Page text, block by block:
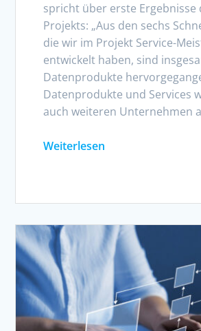
spricht über erste Ergebnisse
Projekts: „Aus den sechs
die wir im Projekt Service-
entwickelt haben, sind
Datenprodukte
Datenprodukte und Services
auch weiteren Unternehmen
Weiterlesen